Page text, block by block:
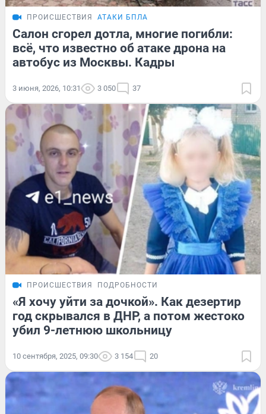
ПРОИСШЕСТВИЯ АТАКИ БПЛА
Салон сгорел дотла, многие погибли:
всё, что известно об атаке дрона на
автобус из Москвы. Кадры
3 июня, 2026, 10:31 3 050 37
ПРОИСШЕСТВИЯ ПОДРОБНОСТИ
«Я хочу уйти за дочкой». Как дезертир
год скрывался в ДНР, а потом жестоко
убил 9-летнюю школьницу
10 сентября, 2025, 09:30 3 154 20